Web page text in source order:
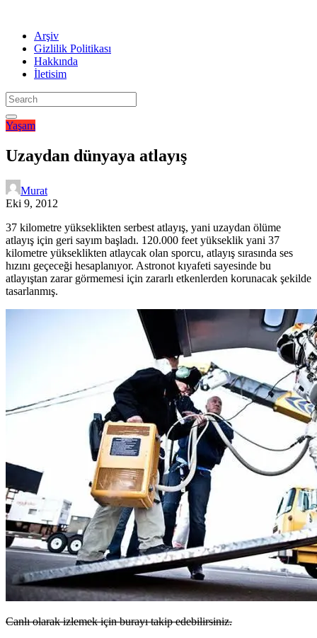
Arşiv
Gizlilik Politikası
Hakkında
İletisim
Yaşam
Uzaydan dünyaya atlayış
Murat
Eki 9, 2012
37 kilometre yükseklikten serbest atlayış, yani uzaydan ölüme
atlayış için geri sayım başladı. 120.000 feet yükseklik yani 37
kilometre yükseklikten atlaycak olan sporcu, atlayış sırasında ses
hızını geçeceği hesaplanıyor. Astronot kıyafeti sayesinde bu
atlayıştan zarar görmemesi için zararlı etkenlerden korunacak şekilde
tasarlanmış.
Canlı olarak izlemek için burayı takip edebilirsiniz.